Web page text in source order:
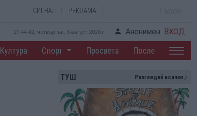
СИГНАЛ РЕКЛАМА
21:44:43, четвъртък, 6 август 2026 г. Анонимен ВХОД
Култура Спорт Просвета После
ТУШ Разгледай всички